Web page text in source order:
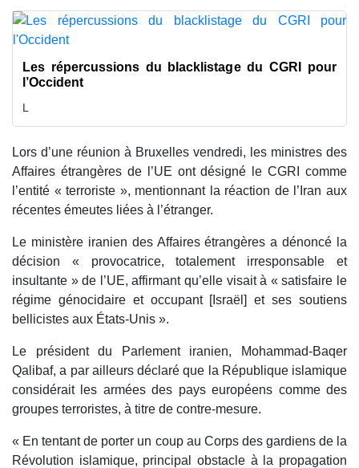
Les répercussions du blacklistage du CGRI pour
l’Occident
L
Lors d’une réunion à Bruxelles vendredi, les ministres des
Affaires étrangères de l’UE ont désigné le CGRI comme
l’entité « terroriste », mentionnant la réaction de l’Iran aux
récentes émeutes liées à l’étranger.
Le ministère iranien des Affaires étrangères a dénoncé la
décision « provocatrice, totalement irresponsable et
insultante » de l’UE, affirmant qu’elle visait à « satisfaire le
régime génocidaire et occupant [Israël] et ses soutiens
bellicistes aux États-Unis ».
Le président du Parlement iranien, Mohammad-Baqer
Qalibaf, a par ailleurs déclaré que la République islamique
considérait les armées des pays européens comme des
groupes terroristes, à titre de contre-mesure.
« En tentant de porter un coup au Corps des gardiens de la
Révolution islamique, principal obstacle à la propagation